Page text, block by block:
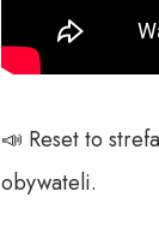
📣 Reset to
obywateli.